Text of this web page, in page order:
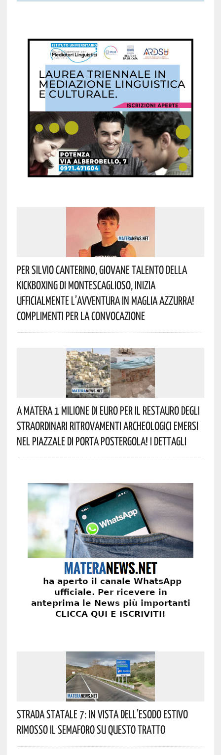
Per Silvio Canterino, Giovane Talento Della
Kickboxing Di Montescaglioso, Inizia
Ufficialmente L’avventura In Maglia Azzurra!
Complimenti Per La Convocazione
A Matera 1 Milione Di Euro Per Il Restauro Degli
Straordinari Ritrovamenti Archeologici Emersi
Nel Piazzale Di Porta Postergola! I Dettagli
Strada Statale 7: In Vista Dell’esodo Estivo
Rimosso Il Semaforo Su Questo Tratto